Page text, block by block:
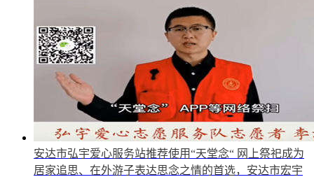
安达市弘宇爱心服务站推荐使用“天堂念“ 网上祭祀成为
居家追思、在外游子表达思念之情的首选，安达市宏宇